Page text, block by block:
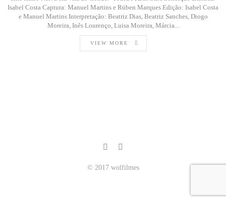
Isabel Costa Captura: Manuel Martins e Rúben Marques Edição: Isabel Costa
e Manuel Martins Interpretação: Beatriz Dias, Beatriz Sanches, Diogo
Moreira, Inês Lourenço, Luisa Moreira, Márcia...
VIEW MORE
© 2017 wolfilmes